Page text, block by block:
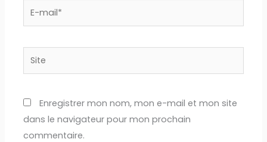
Site
Enregistrer mon nom, mon e-mail et mon site
dans le navigateur pour mon prochain
commentaire.